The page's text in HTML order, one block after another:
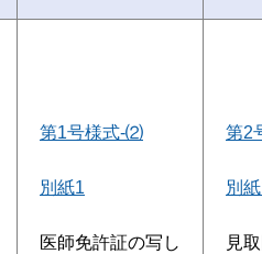
第1号様式-⑵
別紙1
医師免許証の写し
第2
別
見